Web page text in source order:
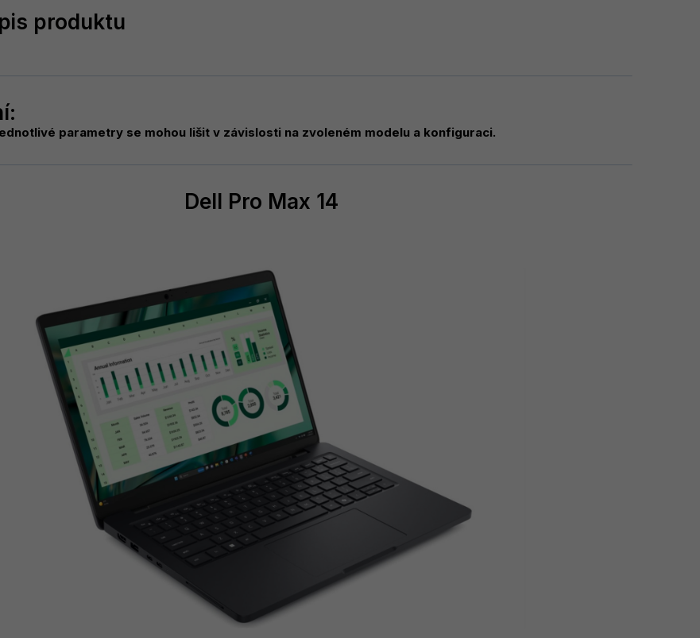
produktu
parametry se mohou lišit v závislosti na zvoleném modelu a konfiguraci.
Dell Pro Max 14